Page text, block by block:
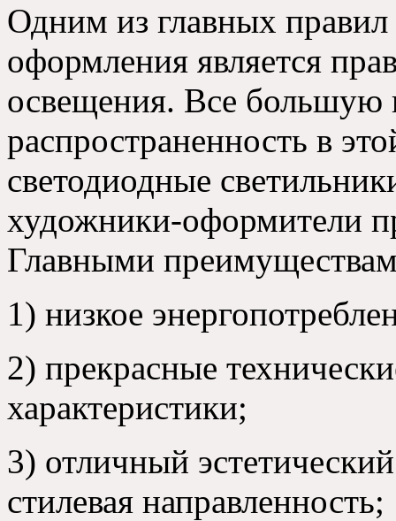
Одним из главных правил
оформления является
освещения. Все большую
распространенность в
светодиодные
художники-оформители
Главными
1) низкое
2) прекрасные
характеристики;
3) отличный
стилевая направленность;